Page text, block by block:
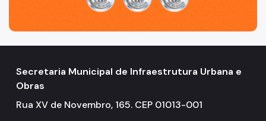
Secretaria Municipal de Infraestrutura Urbana e
Obras
Rua XV de Novembro, 165. CEP 01013-001